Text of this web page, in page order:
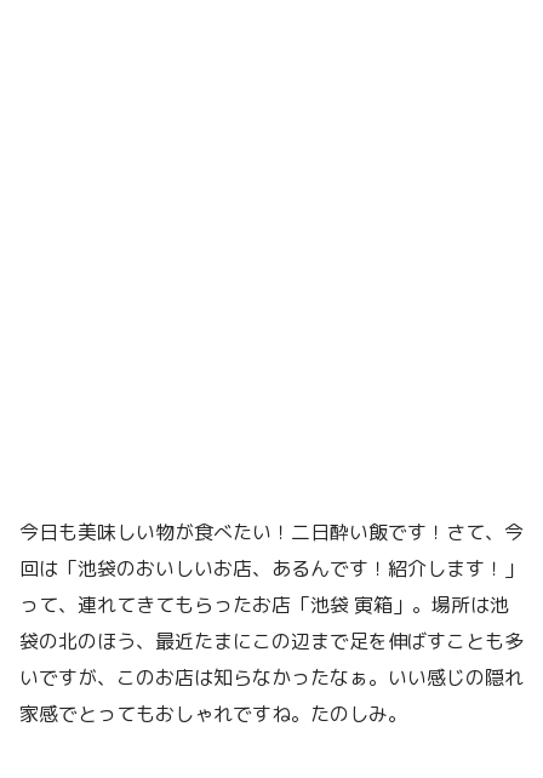
今日も美味しい物が食べたい！二日酔い飯です！さて、今
回は「池袋のおいしいお店、あるんです！紹介します！」
って、連れてきてもらったお店「池袋 寅箱」。場所は池
袋の北のほう、最近たまにこの辺まで足を伸ばすことも多
いですが、このお店は知らなかったなぁ。いい感じの隠れ
家感でとってもおしゃれですね。たのしみ。